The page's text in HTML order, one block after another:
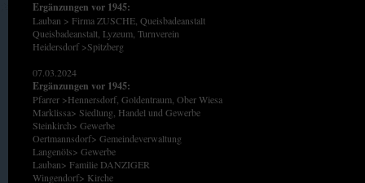
Ergänzungen vor 1945:
Lauban > Firma ZUSCHE, Queisbadeanstalt
Queisbadeanstalt, Lyzeum, Turnverein
Heidersdorf >Spitzberg
07.03.2024
Ergänzungen vor 1945:
Pfarrer >Hennersdorf, Goldentraum, Ober Wiesa
Marklissa> Siedlung, Handel und Gewerbe
Steinkirch> Gewerbe
Oertmannsdorf> Gemeindeverwaltung
Langenöls> Gewerbe
Lauban> Familie DANZIGER
Wingendorf> Kirche